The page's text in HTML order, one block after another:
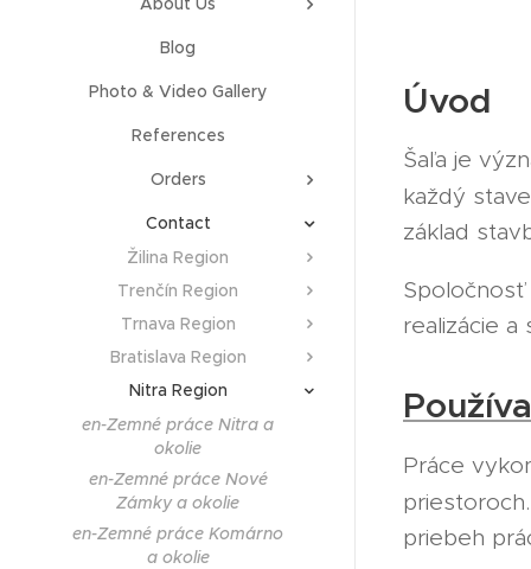
Blog
Photo & Video Gallery
References
Orders
Contact
Žilina Region
Trenčín Region
Trnava Region
Bratislava Region
Nitra Region
en-Zemné práce Nitra a
okolie
en-Zemné práce Nové
Zámky a okolie
en-Zemné práce Komárno
a okolie
Úvod
Šaľa je
každý
základ
Spoločnosť
realizácie a
Práce
priebeh